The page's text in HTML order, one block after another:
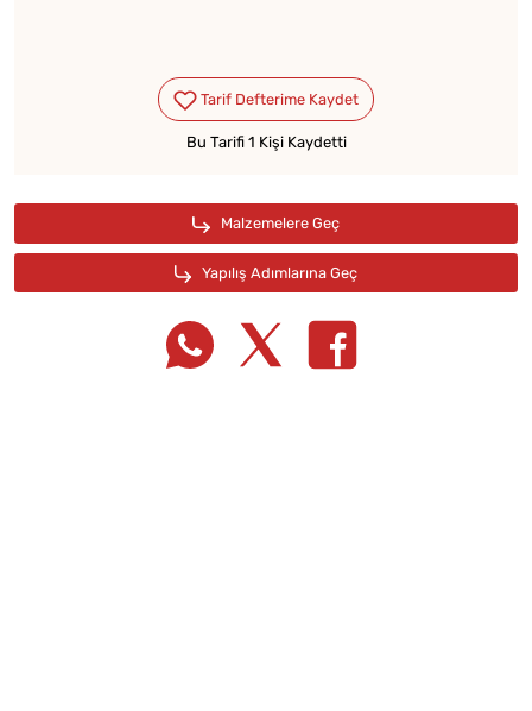
Bu Tarifi 1 Kişi Kaydetti